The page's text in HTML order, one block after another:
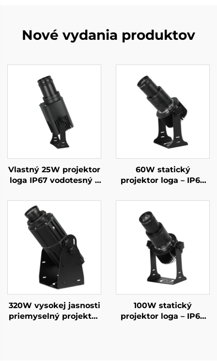
Nové vydania produktov
Vlastný 25W projektor
loga IP67 vodotesný s
diaľkovým ovládaním
– ideálny pre výklady
a nálepy
60W statický
projektor loga – IP67
reklamy na obchody a
varovné displeje
320W vysokej jasnosti
priemyselný projektor
100W statický
projektor loga – IP67